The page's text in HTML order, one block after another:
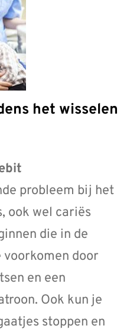
probleem bij het
ook wel cariës
die in de
voorkomen door
en een
Ook kun je
stoppen en